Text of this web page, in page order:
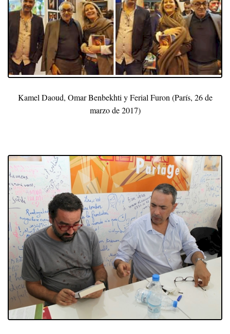
Kamel Daoud, Omar Benbekhti y Ferial Furon (París, 26 de
marzo de 2017)